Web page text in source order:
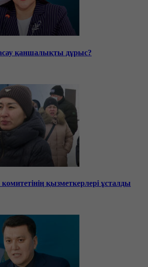
қаншалықты дұрыс?
комитетінің қызметкерлері ұсталды